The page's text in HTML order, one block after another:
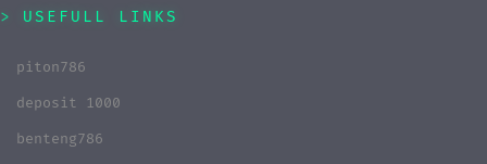
USEFULL LINKS
piton786
deposit 1000
benteng786